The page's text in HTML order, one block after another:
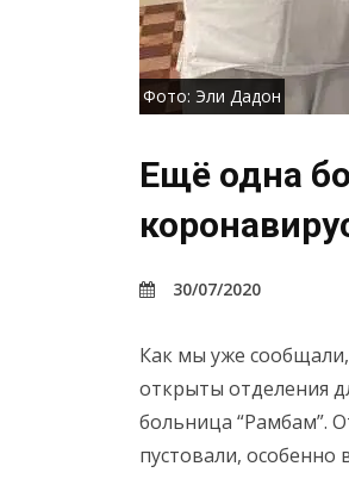
Фото: Эли Дадон
Ещё одна
30/07/2020
Как мы уже
открыты отделения
больница “Рамбам”.
пустовали, особенно